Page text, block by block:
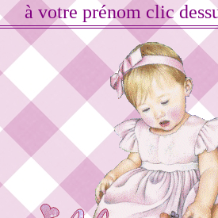
à votre prénom clic